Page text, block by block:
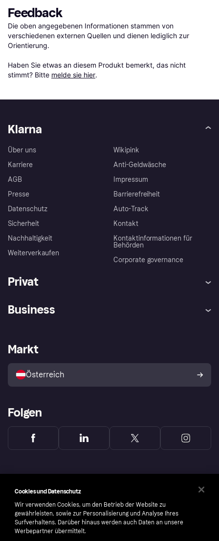
Feedback
Die oben angegebenen Informationen stammen von
verschiedenen externen Quellen und dienen lediglich zur
Orientierung.
Haben Sie etwas an diesem Produkt bemerkt, das nicht
stimmt? Bitte melde sie hier.
Klarna
Über uns
Karriere
AGB
Presse
Datenschutz
Sicherheit
Nachhaltigkeit
Weiterverkaufen
Wikipink
Anti-Geldwäsche
Impressum
Barrierefreiheit
Auto-Track
Kontakt
Kontaktinformationen für
Behörden
Corporate governance
Privat
Shops entdecken
Business
Händlerportal
Markt
Österreich
Folgen
Cookies und Datenschutz
Wir verwenden Cookies, um den Betrieb der Website zu
gewährleisten, sowie zur Personalisierung und Analyse Ihres
Surfverhaltens. Darüber hinaus werden auch Daten an unsere
Werbepartner übermittelt.